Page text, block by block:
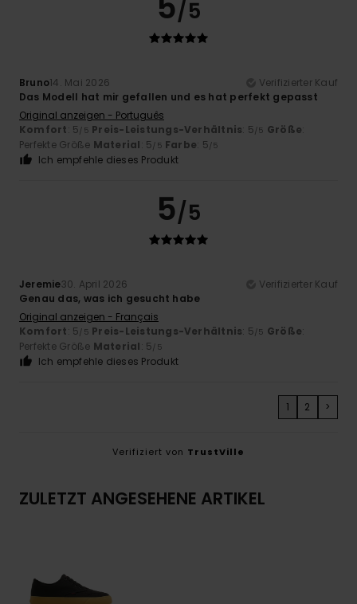
/5
Bruno14. Mai 2026
Verifizierter Kauf
Das Modell hat mir gefallen und es hat perfekt gepasst
Original anzeigen - Português
Komfort: 5/5 Preis-Leistungs-Verhältnis: 5/5 Größe:
Perfekte Größe Material: 5/5 Farbe: 5/5
Ich empfehle dieses Produkt
5/5
Jeremie30. April 2026
Verifizierter Kauf
Genau das, was ich gesucht habe
Original anzeigen - Français
Komfort: 5/5 Preis-Leistungs-Verhältnis: 5/5 Größe:
Perfekte Größe Material: 5/5
Ich empfehle dieses Produkt
1 2 >
Verifiziert von TrustVille
ZULETZT ANGESEHENE ARTIKEL